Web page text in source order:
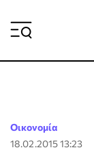
Οικονομία
18.02.2015 13:23